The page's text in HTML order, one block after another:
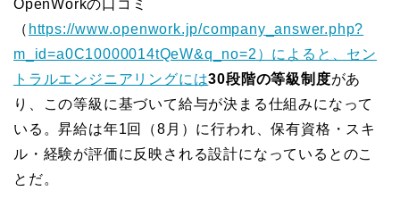
OpenWorkの口コミ
（ https://www.openwork.jp/company_answer.php?
m_id=a0C10000014tQeW&q_no=2）によると、セン
トラルエンジニアリングには30段階の等級制度があ
り、この等級に基づいて給与が決まる仕組みになって
いる。昇給は年1回（8月）に行われ、保有資格・スキ
ル・経験が評価に反映される設計になっているとのこ
とだ。